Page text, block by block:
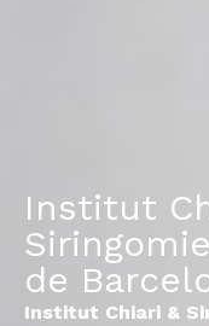
Institut
de
Institut Chiari &